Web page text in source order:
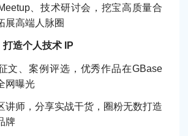
、技术研讨会，挖宝高质量合
展高端人脉圈
造个人技术 IP
文、案例评选，优秀作品在GBase
网曝光
讲师，分享实战干货，圈粉无数打造
牌